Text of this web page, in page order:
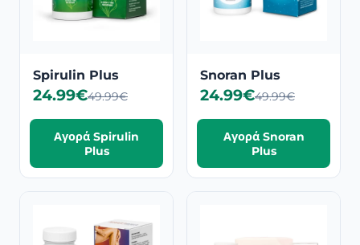
Spirulin Plus
24.99€49.99€
Αγορά Spirulin
Plus
Snoran Plus
24.99€49.99€
Αγορά Snoran
Plus